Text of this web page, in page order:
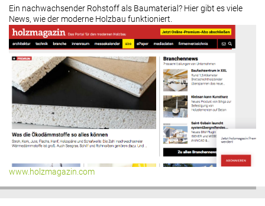
Ein nachwachsender Rohstoff als Baumaterial? Hier gibt es viele
News, wie der moderne Holzbau funktioniert.
www.holzmagazin.com